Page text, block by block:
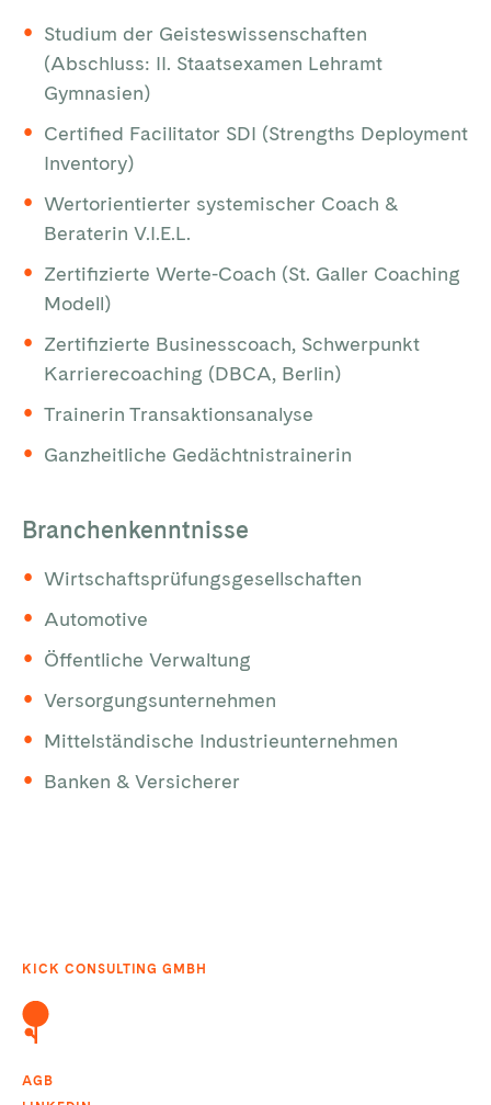
Studium der Geisteswissenschaften
(Abschluss: II. Staatsexamen Lehramt
Gymnasien)
Certified Facilitator SDI (Strengths Deployment
Inventory)
Wertorientierter systemischer Coach &
Beraterin V.I.E.L.
Zertifizierte Werte-Coach (St. Galler Coaching
Modell)
Zertifizierte Businesscoach, Schwerpunkt
Karrierecoaching (DBCA, Berlin)
Trainerin Transaktionsanalyse
Ganzheitliche Gedächtnistrainerin
Branchenkenntnisse
Wirtschaftsprüfungsgesellschaften
Automotive
Öffentliche Verwaltung
Versorgungsunternehmen
Mittelständische Industrieunternehmen
Banken & Versicherer
KICK CONSULTING GMBH
AGB